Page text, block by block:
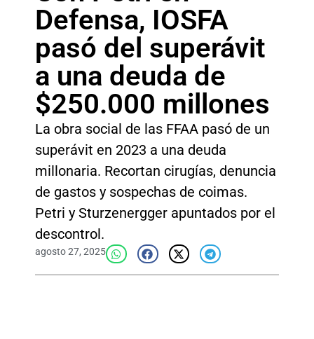
Defensa, IOSFA
pasó del superávit
a una deuda de
$250.000 millones
La obra social de las FFAA pasó de un
superávit en 2023 a una deuda
millonaria. Recortan cirugías, denuncia
de gastos y sospechas de coimas.
Petri y Sturzenergger apuntados por el
descontrol.
agosto 27, 2025